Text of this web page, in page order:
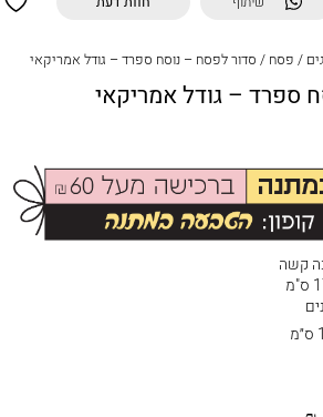
/ פסח / סדור לפסח – נוסח ספרד – גודל אמריקאי
ספרד – גודל אמריקאי
קשה